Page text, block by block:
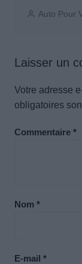
Auto Pour
Laisser un
Votre adresse
obligatoires
Commentaire *
Nom *
E-mail *